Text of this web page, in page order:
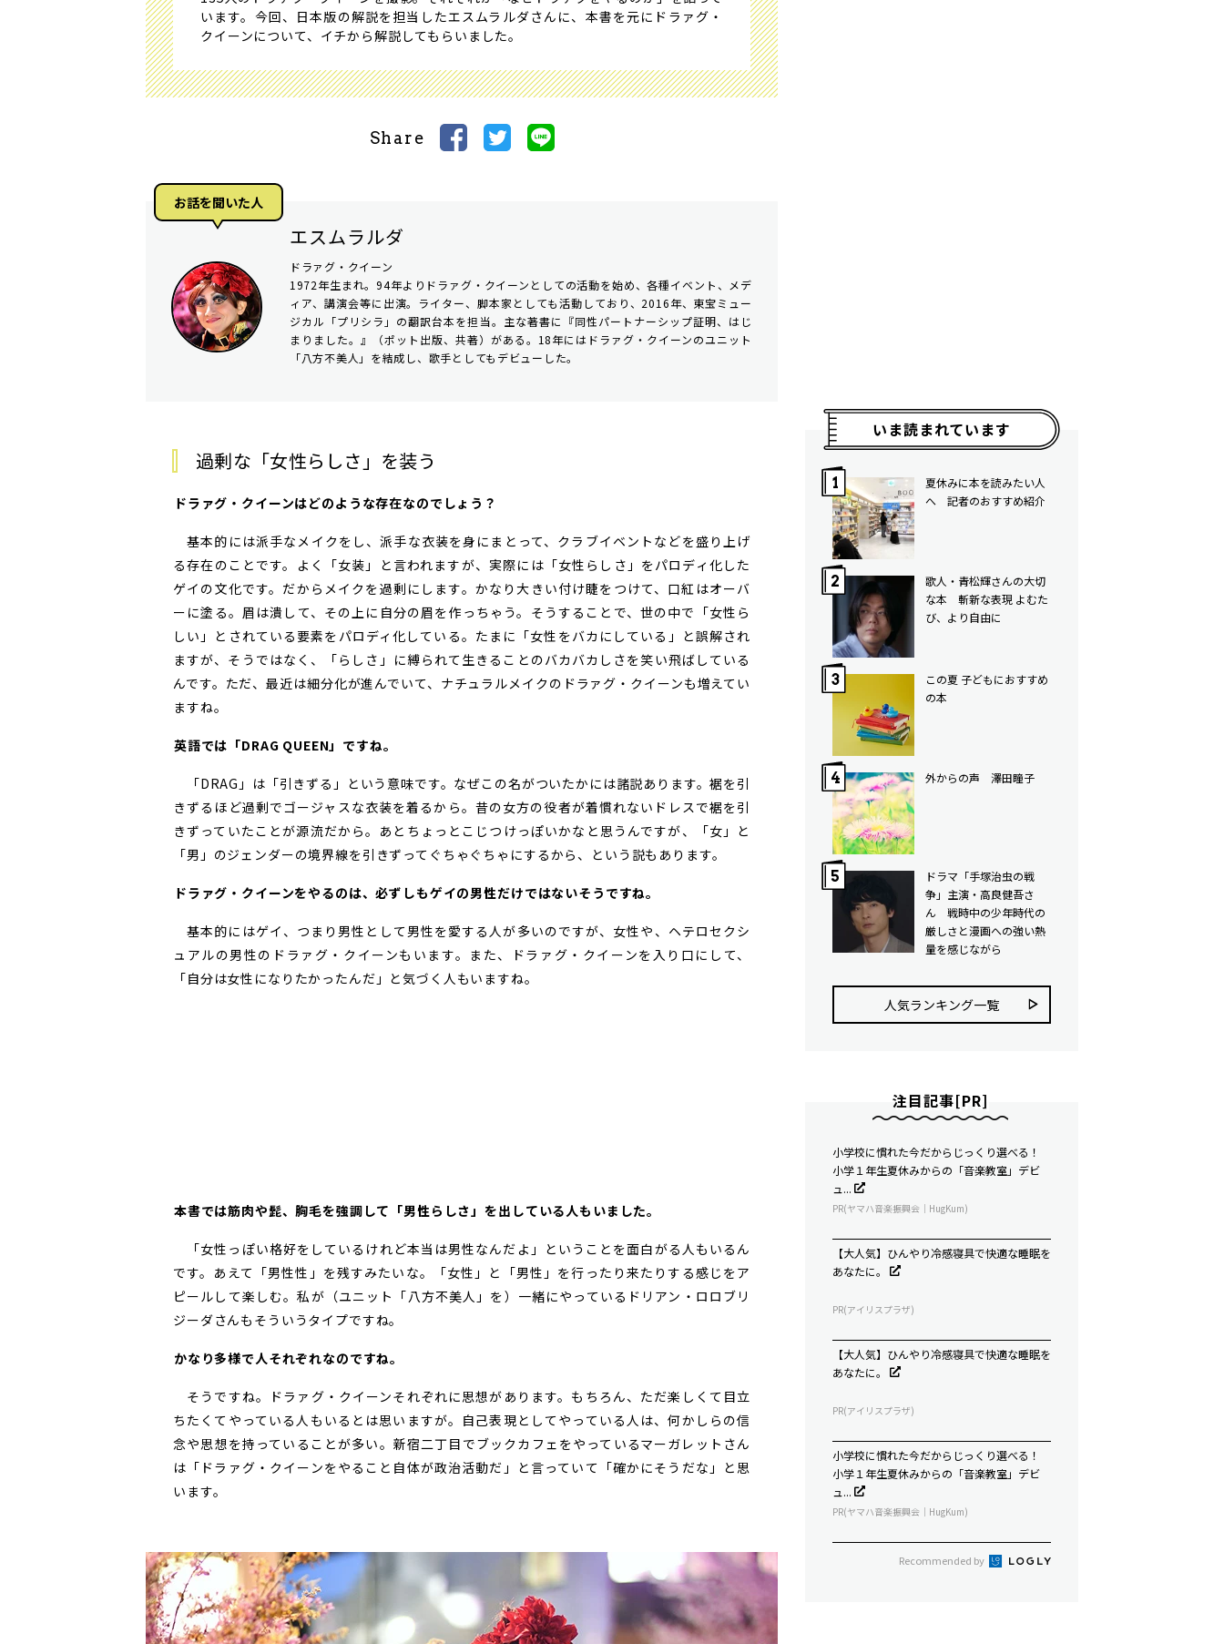
います。今回、日本版の解説を担当したエスムラルダさんに、本書を元にドラァグ・
クイーンについて、イチから解説してもらいました。
Share
お話を聞いた⼈
エスムラルダ
ドラァグ・クイーン
1972年生まれ。94年よりドラァグ・クイーンとしての活動を始め、各種イベント、メデ
ィア、講演会等に出演。ライター、脚本家としても活動しており、2016年、東宝ミュー
ジカル「プリシラ」の翻訳台本を担当。主な著書に『同性パートナーシップ証明、はじ
まりました。』（ポット出版、共著）がある。18年にはドラァグ・クイーンのユニット
「八方不美人」を結成し、歌手としてもデビューした。
過剰な「女性らしさ」を装う
――ドラァグ・クイーンはどのような存在なのでしょう？
基本的には派手なメイクをし、派手な衣装を身にまとって、クラブイベントなどを盛り上げ
る存在のことです。よく「女装」と言われますが、実際には「女性らしさ」をパロディ化した
ゲイの文化です。だからメイクを過剰にします。かなり大きい付け睫をつけて、口紅はオーバ
ーに塗る。眉は潰して、その上に自分の眉を作っちゃう。そうすることで、世の中で「女性ら
しい」とされている要素をパロディ化している。たまに「女性をバカにしている」と誤解され
ますが、そうではなく、「らしさ」に縛られて生きることのバカバカしさを笑い飛ばしている
んです。ただ、最近は細分化が進んでいて、ナチュラルメイクのドラァグ・クイーンも増えてい
ますね。
――英語では「DRAG QUEEN」ですね。
「DRAG」は「引きずる」という意味です。なぜこの名がついたかには諸説あります。裾を引
きずるほど過剰でゴージャスな衣装を着るから。昔の女方の役者が着慣れないドレスで裾を引
きずっていたことが源流だから。あとちょっとこじつけっぽいかなと思うんですが、「女」と
「男」のジェンダーの境界線を引きずってぐちゃぐちゃにするから、という説もあります。
――ドラァグ・クイーンをやるのは、必ずしもゲイの男性だけではないそうですね。
基本的にはゲイ、つまり男性として男性を愛する人が多いのですが、女性や、ヘテロセクシ
ュアルの男性のドラァグ・クイーンもいます。また、ドラァグ・クイーンを入り口にして、
「自分は女性になりたかったんだ」と気づく人もいますね。
――本書では筋肉や髭、胸毛を強調して「男性らしさ」を出している人もいました。
「女性っぽい格好をしているけれど本当は男性なんだよ」ということを面白がる人もいるん
です。あえて「男性性」を残すみたいな。「女性」と「男性」を行ったり来たりする感じをア
ピールして楽しむ。私が（ユニット「八方不美人」を）一緒にやっているドリアン・ロロブリ
ジーダさんもそういうタイプですね。
――かなり多様で人それぞれなのですね。
そうですね。ドラァグ・クイーンそれぞれに思想があります。もちろん、ただ楽しくて目立
ちたくてやっている人もいるとは思いますが。自己表現としてやっている人は、何かしらの信
念や思想を持っていることが多い。新宿二丁目でブックカフェをやっているマーガレットさん
は「ドラァグ・クイーンをやること自体が政治活動だ」と言っていて「確かにそうだな」と思
います。
いま読まれています
夏休みに本を読みたい人
へ 記者のおすすめ紹介
歌人・青松輝さんの大切
な本 斬新な表現 よむた
び、より自由に
この夏 子どもにおすすめ
の本
外からの声 澤田瞳子
ドラマ「手塚治虫の戦
争」主演・高良健吾さ
ん 戦時中の少年時代の
厳しさと漫画への強い熱
量を感じながら
人気ランキング⼀覧
注目記事[PR]
小学校に慣れた今だからじっくり選べる！
小学１年生夏休みからの「音楽教室」デビ
ュ...
PR(ヤマハ音楽振興会｜HugKum)
【大人気】ひんやり冷感寝具で快適な睡眠を
あなたに。
PR(アイリスプラザ)
【大人気】ひんやり冷感寝具で快適な睡眠を
あなたに。
PR(アイリスプラザ)
小学校に慣れた今だからじっくり選べる！
小学１年生夏休みからの「音楽教室」デビ
ュ...
PR(ヤマハ音楽振興会｜HugKum)
Recommended by